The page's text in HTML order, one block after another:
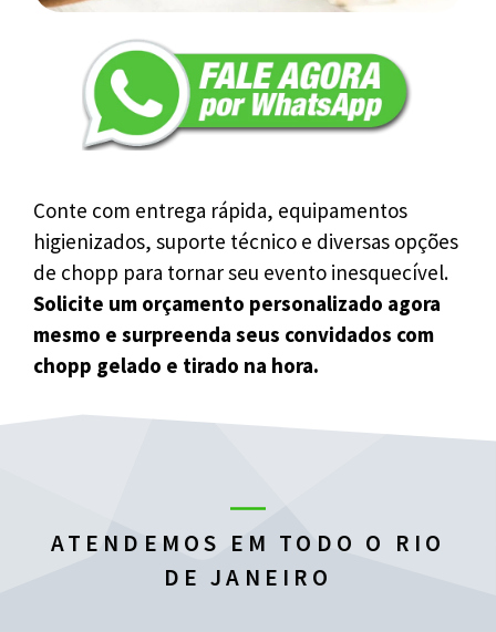
Conte com entrega rápida, equipamentos
higienizados, suporte técnico e diversas opções
de chopp para tornar seu evento inesquecível.
Solicite um orçamento personalizado agora
mesmo e surpreenda seus convidados com
chopp gelado e tirado na hora.
ATENDEMOS EM TODO O RIO
DE JANEIRO